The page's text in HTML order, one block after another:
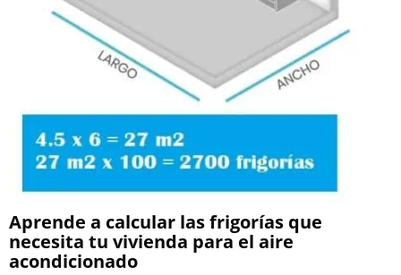
Aprende a calcular las frigorías que
necesita tu vivienda para el aire
acondicionado